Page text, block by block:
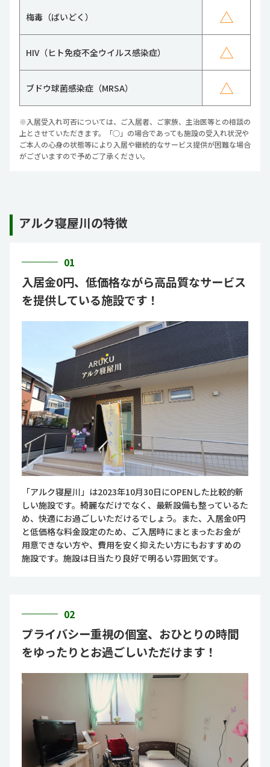
梅毒（ばいどく） △
HIV（ヒト免疫不全ウイルス感染症） △
ブドウ球菌感染症（MRSA） △
※入居受入れ可否については、ご入居者、ご家族、主治医等との相談の
上とさせていただきます。「○」の場合であっても施設の受入れ状況や
ご本人の心身の状態等により入居や継続的なサービス提供が困難な場合
がございますので予めご了承ください。
アルク寝屋川の特徴
01
入居金0円、低価格ながら高品質なサービス
を提供している施設です！
「アルク寝屋川」は2023年10月30日にOPENした比較的新
しい施設です。綺麗なだけでなく、最新設備も整っているた
め、快適にお過ごしいただけるでしょう。また、入居金0円
と低価格な料金設定のため、ご入居時にまとまったお金が
用意できない方や、費用を安く抑えたい方にもおすすめの
施設です。施設は日当たり良好で明るい雰囲気です。
02
プライバシー重視の個室、おひとりの時間
をゆったりとお過ごしいただけます！